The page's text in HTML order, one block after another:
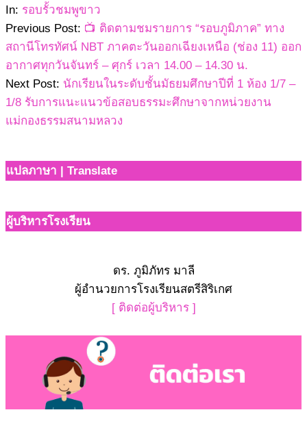
20
In: รอบรั้วชมพูขาว
Previous Post: 📺 ติดตามชมรายการ “รอบภูมิภาค” ทาง
สถานีโทรทัศน์ NBT ภาคตะวันออกเฉียงเหนือ (ช่อง 11) ออก
อากาศทุกวันจันทร์ – ศุกร์ เวลา 14.00 – 14.30 น.
Next Post: นักเรียนในระดับชั้นมัธยมศึกษาปีที่ 1 ห้อง 1/7 –
1/8 รับการแนะแนวข้อสอบธรรมะศึกษาจากหน่วยงาน
แม่กองธรรมสนามหลวง
แปลภาษา | Translate
ผู้บริหารโรงเรียน
ดร. ภูมิภัทร มาลี
ผู้อำนวยการโรงเรียนสตรีสิริเกศ
[ ติดต่อผู้บริหาร ]